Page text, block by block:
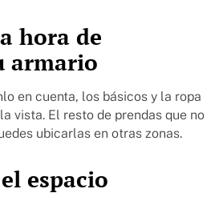
hora de
armario
en cuenta, los básicos y la ropa
vista. El resto de prendas que no
ubicarlas en otras zonas.
espacio